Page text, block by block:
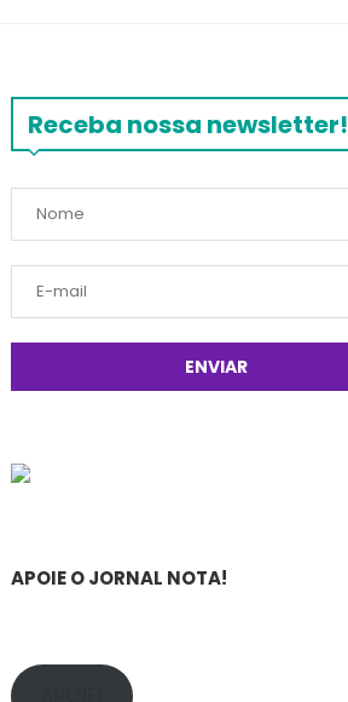
Receba nossa newsletter!
APOIE O JORNAL NOTA!